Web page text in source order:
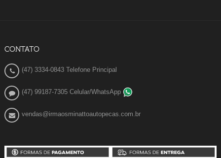
CONTATO
(47) 3334-0843 Telefone Principal
(47) 99187-7305 Celular/WhatsApp
vendas@irmaosminattoautopecas.com.br